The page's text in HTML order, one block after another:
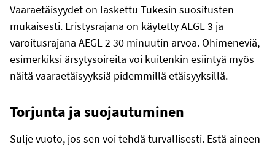
Vaaraetäisyydet on laskettu Tukesin suositusten
mukaisesti. Eristysrajana on käytetty AEGL 3 ja
varoitusrajana AEGL 2 30 minuutin arvoa. Ohimeneviä,
esimerkiksi ärsytysoireita voi kuitenkin esiintyä myös
näitä vaaraetäisyyksiä pidemmillä etäisyyksillä.
Torjunta ja suojautuminen
Sulje vuoto, jos sen voi tehdä turvallisesti. Estä aineen